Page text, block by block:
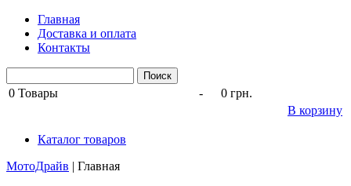
Главная
Доставка и оплата
Контакты
0 Товары -
0 грн.
В корзину
Каталог товаров
МотоДрайв | Главная